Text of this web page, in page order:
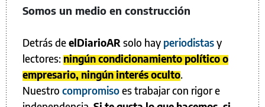
Somos un medio en construcción
Detrás deelDiarioAR solo hay periodistasy
lectores:ningún condicionamiento político o
empresario, ningún interés oculto.
Nuestro compromisoes trabajar con rigor e